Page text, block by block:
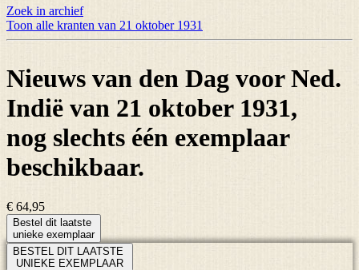
Zoek in archief
Toon alle kranten van 21 oktober 1931
Nieuws van den Dag voor Ned.
Indië van 21 oktober 1931,
nog slechts één exemplaar
beschikbaar.
€ 64,95
Bestel dit laatste
unieke exemplaar
BESTEL DIT LAATSTE
UNIEKE EXEMPLAAR